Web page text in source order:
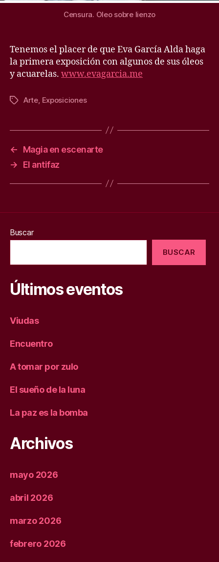
Censura. Oleo sobre lienzo
Tenemos el placer de que Eva García Alda haga
la primera exposición con algunos de sus óleos
y acuarelas. www.evagarcia.me
Etiquetas
Arte Exposiciones
←
Magia en escenarte
→
El antifaz
Buscar
BUSCAR
Últimos eventos
Viudas
Encuentro
A tomar por zulo
El sueño de la luna
La paz es la bomba
Archivos
mayo 2026
abril 2026
marzo 2026
febrero 2026